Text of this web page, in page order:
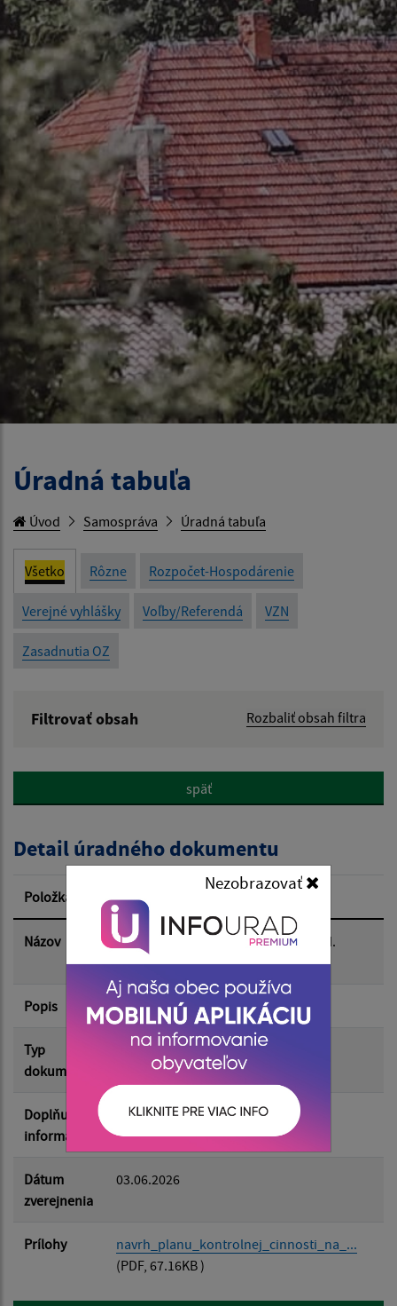
Nezobrazovať
Úradná tabuľa
Úvod Samospráva Úradná tabuľa
Všetko Rôzne Rozpočet-Hospodárenie
Verejné vyhlášky Voľby/Referendá VZN
Zasadnutia OZ
Filtrovať obsah Rozbaliť obsah filtra
Popis:
Dátum zverejnenia od:
Dátum zverejnenia do:
Filtrovať Reset
späť
Detail úradného dokumentu
Položka Informácia
Názov
Návrh plánu kontrolnej činnosti na II.
polrok 2026
Popis
Typ
dokumentu
Rôzne
Doplňujúce
informácie
Dátum
zverejnenia
03.06.2026
Prílohy
navrh_planu_kontrolnej_cinnosti_na_...
(PDF, 67.16KB )